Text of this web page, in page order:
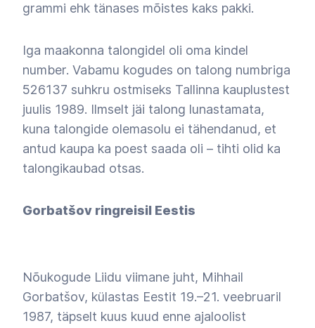
grammi ehk tänases mõistes kaks pakki.
Iga maakonna talongidel oli oma kindel
number. Vabamu kogudes on talong numbriga
526137 suhkru ostmiseks Tallinna kauplustest
juulis 1989. Ilmselt jäi talong lunastamata,
kuna talongide olemasolu ei tähendanud, et
antud kaupa ka poest saada oli – tihti olid ka
talongikaubad otsas.
Gorbatšov ringreisil Eestis
Nõukogude Liidu viimane juht, Mihhail
Gorbatšov, külastas Eestit 19.–21. veebruaril
1987, täpselt kuus kuud enne ajaloolist